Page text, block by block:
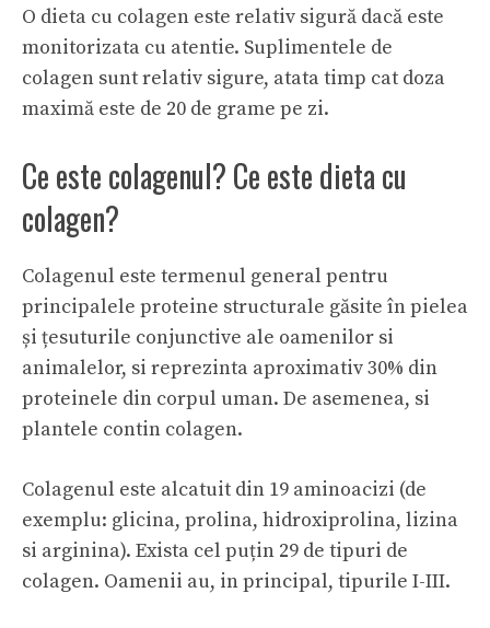
O dieta cu colagen este relativ sigură dacă este
monitorizata cu atentie. Suplimentele de
colagen sunt relativ sigure, atata timp cat doza
maximă este de 20 de grame pe zi.
Ce este colagenul? Ce este dieta cu
colagen?
Colagenul este termenul general pentru
principalele proteine structurale găsite în pielea
și țesuturile conjunctive ale oamenilor si
animalelor, si reprezinta aproximativ 30% din
proteinele din corpul uman. De asemenea, si
plantele contin colagen.
Colagenul este alcatuit din 19 aminoacizi (de
exemplu: glicina, prolina, hidroxiprolina, lizina
si arginina). Exista cel puțin 29 de tipuri de
colagen. Oamenii au, in principal, tipurile I-III.